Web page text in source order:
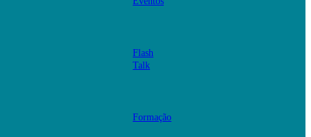
Flash
Talk
Formação